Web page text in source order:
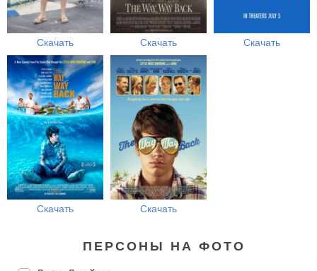
Скачать Скачать Скачать
Скачать Скачать
ПЕРСОНЫ НА ФОТО